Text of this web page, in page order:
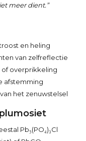
meer dient.”
en heling
van zelfreflectie
of overprikkeling
afstemming
het zenuwstelsel
Pb₅(PO₄)₃Cl